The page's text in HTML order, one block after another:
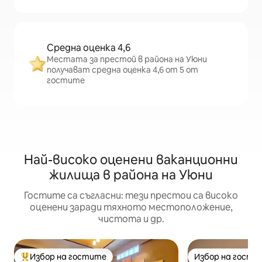
Средна оценка 4,6
Местата за престой в района на Уюни
получават средна оценка 4,6 от 5 от
гостите
Най-високо оценени ваканционни
жилища в района на Уюни
Гостите са съгласни: тези престои са високо
оценени заради тяхното местоположение,
чистота и др.
Избор на гостите Избор на